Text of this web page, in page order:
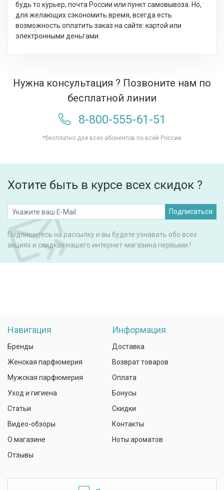
будь то курьер, почта России или пункт самовывоза. Но,
для желающих сэкономить время, всегда есть
возможность оплатить заказ на сайте: картой или
электронными деньгами.
Нужна консультация ? Позвоните нам по
бесплатной линии
8-800-555-61-51
*бесплатно для всех абонентов по всей России
Хотите быть в курсе всех скидок ?
Подписаться
Подпишитесь на рассылку и вы будете узнавать обо всех
акциях и скидках нашего интернет-магазина первыми !
Навигация
Бренды
Женская парфюмерия
Мужская парфюмерия
Уход и гигиена
Статьи
Видео-обзоры
О магазине
Отзывы
Информация
Доставка
Возврат товаров
Оплата
Бонусы
Скидки
Контакты
Ноты ароматов